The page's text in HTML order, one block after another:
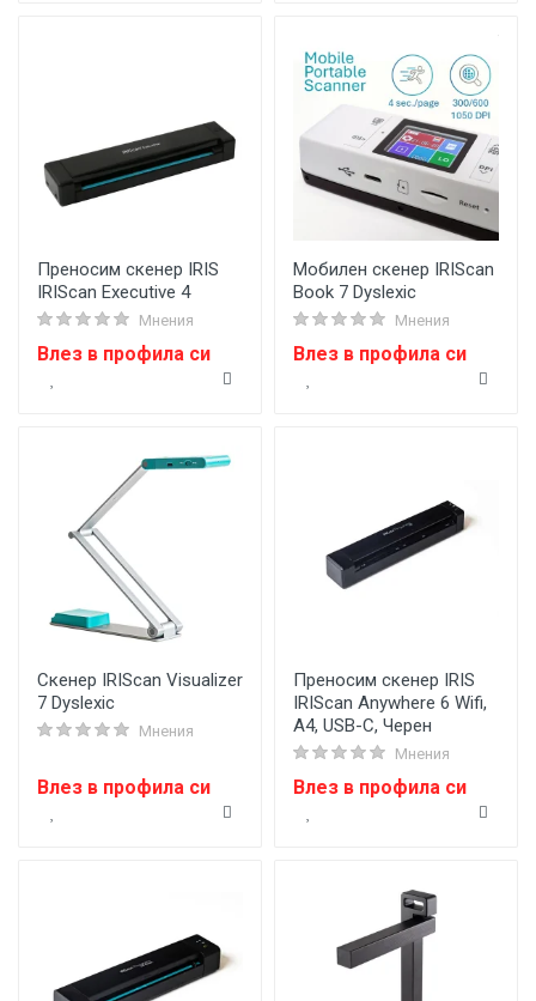
Преносим скенер IRIS
IRIScan Executive 4
Мнения
Влез в профила си
Мобилен скенер IRIScan
Book 7 Dyslexic
Мнения
Влез в профила си
Скенер IRIScan Visualizer
7 Dyslexic
Мнения
Влез в профила си
Преносим скенер IRIS
IRIScan Anywhere 6 Wifi,
A4, USB-C, Черен
Мнения
Влез в профила си